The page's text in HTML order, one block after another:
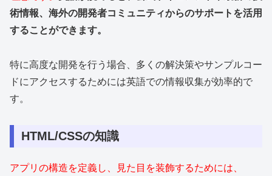
術情報、海外の開発者コミュニティからのサポートを活用
することができます。
特に高度な開発を行う場合、多くの解決策やサンプルコー
ドにアクセスするためには英語での情報収集が効率的で
す。
HTML/CSSの知識
アプリの構造を定義し、見た目を装飾するためには、